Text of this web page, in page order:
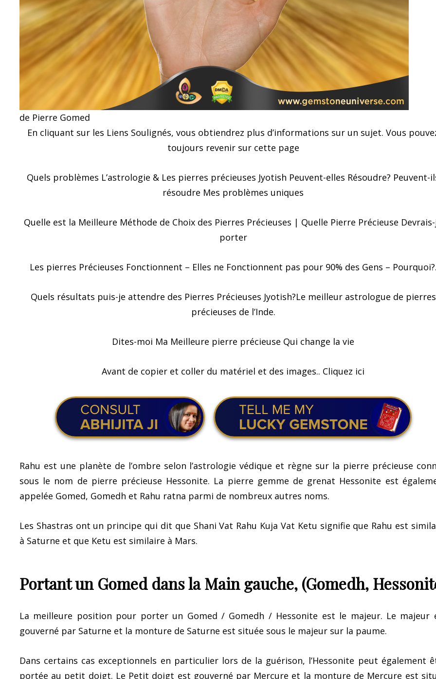
de Pierre Gomed
En cliquant sur les Liens Soulignés, vous obtiendrez plus d’informations sur un sujet. Vous
toujours revenir sur cette page
Quels problèmes L’astrologie & Les pierres précieuses Jyotish Peuvent-elles Résoudre? Peuvent-
résoudre Mes problèmes uniques
Quelle est la Meilleure Méthode de Choix des Pierres Précieuses | Quelle Pierre Précieuse
porter
Les pierres Précieuses Fonctionnent – Elles ne Fonctionnent pas pour 90% des Gens – Pourquoi?.
Quels résultats puis-je attendre des Pierres Précieuses Jyotish?Le meilleur astrologue de pierres
précieuses de l’Inde.
Dites-moi Ma Meilleure pierre précieuse Qui change la vie
Avant de copier et coller du matériel et des images.. Cliquez ici
Rahu est une planète de l’ombre selon l’astrologie védique et règne sur la pierre précieuse
sous le nom de pierre précieuse Hessonite. La pierre gemme de grenat Hessonite est
appelée Gomed, Gomedh et Rahu ratna parmi de nombreux autres noms.
Les Shastras ont un principe qui dit que Shani Vat Rahu Kuja Vat Ketu signifie que Rahu est
à Saturne et que Ketu est similaire à Mars.
Portant un Gomed dans la Main gauche, (Gomedh,
La meilleure position pour porter un Gomed / Gomedh / Hessonite est le majeur. Le majeur
gouverné par Saturne et la monture de Saturne est située sous le majeur sur la paume.
Dans certains cas exceptionnels en particulier lors de la guérison, l’Hessonite peut également
portée au petit doigt. Le Petit doigt est gouverné par Mercure et la monture de Mercure est